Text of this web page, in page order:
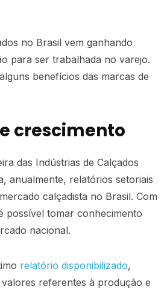
no Brasil vem ganhando
para ser trabalhada no varejo.
benefícios das marcas de
crescimento
das Indústrias de Calçados
anualmente, relatórios setoriais
calçadista no Brasil. Com
possível tomar conhecimento
nacional.
relatório disponibilizado,
referentes à produção e